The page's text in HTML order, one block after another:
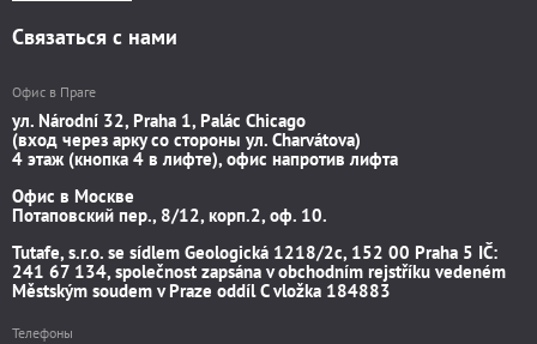
Связаться с нами
Офис в Праге
ул. Národní 32, Praha 1, Palác Chicago
(вход через арку со стороны ул. Charvátova)
4 этаж (кнопка 4 в лифте), офис напротив лифта
Офис в Москве
Потаповский пер., 8/12, корп.2, оф. 10.
Tutafe, s.r.o. se sídlem Geologická 1218/2c, 152 00 Praha 5 IČ:
241 67 134, společnost zapsána v obchodním rejstříku vedeném
Městským soudem v Praze oddíl C vložka 184883
Телефоны